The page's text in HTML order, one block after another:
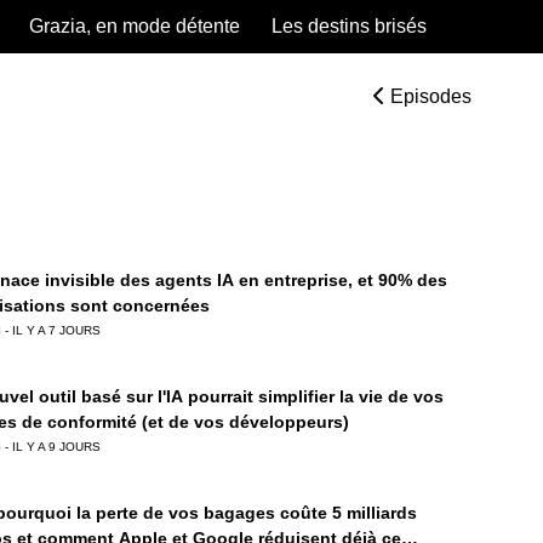
Grazia, en mode détente Les destins brisés
Episodes
invisible des agents IA en entreprise, et 90% des
sont concernées
IL Y A 7 JOURS
outil basé sur l'IA pourrait simplifier la vie de vos
de conformité (et de vos développeurs)
IL Y A 9 JOURS
la perte de vos bagages coûte 5 milliards
et comment Apple et Google réduisent déjà ce